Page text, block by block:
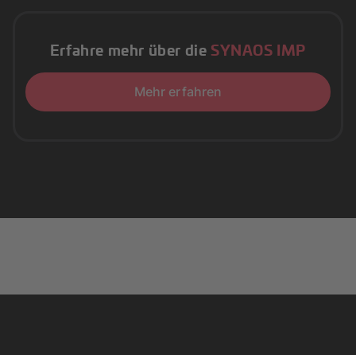
Erfahre mehr über die SYNAOS IMP
Mehr erfahren